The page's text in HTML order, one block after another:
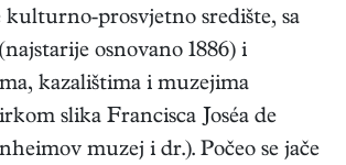
prosvjetno središte, sa
osnovano 1886) i
kazalištima i muzejima
slika Francisca Joséa de
muzej i dr.). Počeo se jače